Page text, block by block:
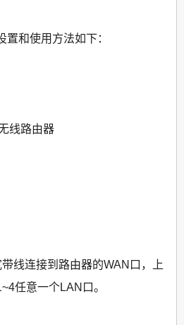
和使用方法如下：
线路由器
连接到路由器的WAN口，上
任意一个LAN口。